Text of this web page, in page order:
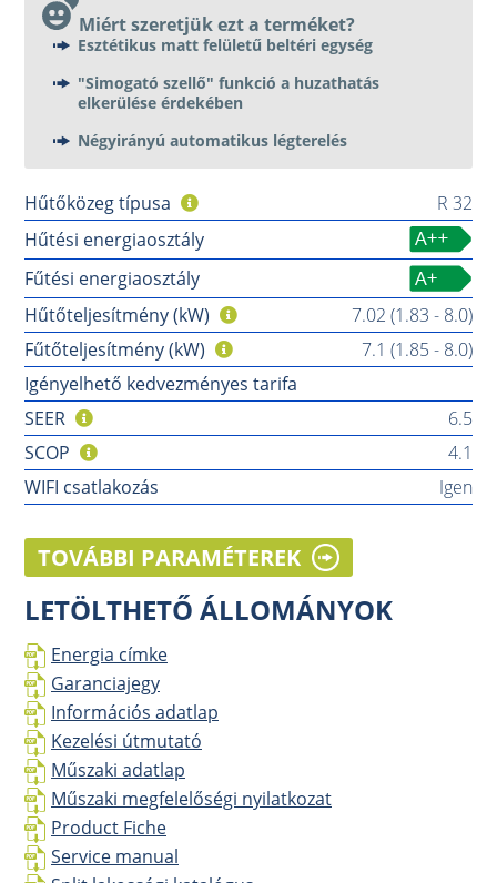
Miért szeretjük ezt a terméket?
Esztétikus matt felületű beltéri egység
"Simogató szellő" funkció a huzathatás
elkerülése érdekében
Négyirányú automatikus légterelés
Hűtőközeg típusa
R 32
Hűtési energiaosztály
Fűtési energiaosztály
Igényelhető kedvezményes tarifa
Hűtőteljesítmény (kW)
7.02 (1.83 - 8.0)
Fűtőteljesítmény (kW)
7.1 (1.85 - 8.0)
SEER
6.5
SCOP
4.1
WIFI csatlakozás
Igen
TOVÁBBI PARAMÉTEREK
LETÖLTHETŐ ÁLLOMÁNYOK
Energia címke
Garanciajegy
Információs adatlap
Kezelési útmutató
Műszaki adatlap
Műszaki megfelelőségi nyilatkozat
Product Fiche
Service manual